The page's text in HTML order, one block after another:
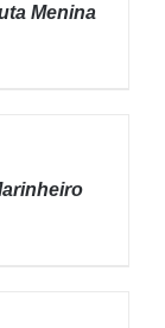
Menina